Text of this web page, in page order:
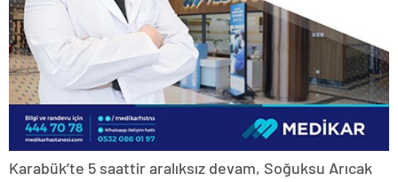
Karabük’te 5 saattir aralıksız devam, Soğuksu Arıcak